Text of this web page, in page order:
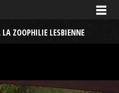
LA ZOOPHILIE LESBIENNE